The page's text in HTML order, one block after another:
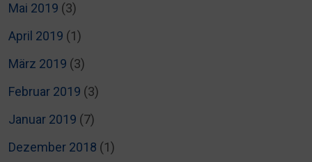
Mai 2019 (3)
April 2019 (1)
März 2019 (3)
Februar 2019 (3)
Januar 2019 (7)
Dezember 2018 (1)